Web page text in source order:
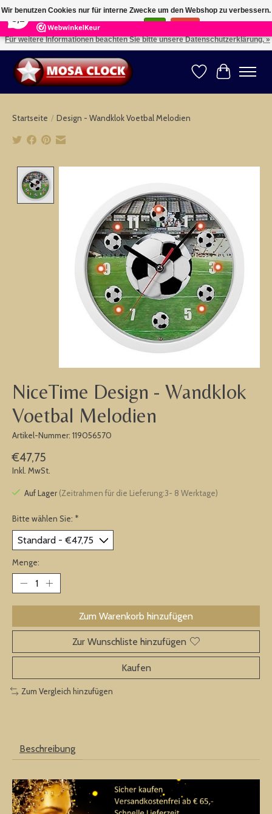
164 Reviews ×
Kies uw taal: NL -- Wählen Sie ihre Sprache: DE -- Choose your language: EN ⇓ ⇒
Wunschzettel
Ihr
Startseite / Design - Wandklok Voetbal Melodien
NiceTime Design - Wandklok
Voetbal Melodien
Artikel-Nummer: 119056570
€47,75
Inkl. MwSt.
Auf Lager (Zeitrahmen für die Lieferung:3- 8 Werktage)
Bitte wählen Sie: *
Menge:
Zum Warenkorb hinzufügen
Zur Wunschliste hinzufügen
Kaufen
Zum Vergleich hinzufügen
Beschreibung
Wir benutzen Cookies nur für interne Zwecke um den Webshop zu verbessern.
Ist das in Ordnung?
Für weitere Informationen beachten Sie bitte unsere Datenschutzerklärung. »